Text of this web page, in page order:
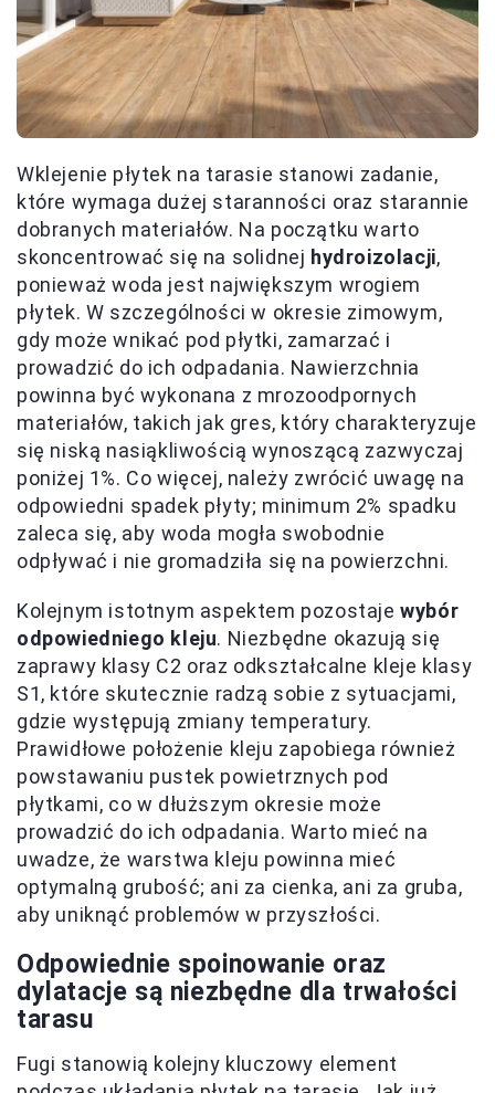
Wklejenie płytek na tarasie stanowi zadanie,
które wymaga dużej staranności oraz starannie
dobranych materiałów. Na początku warto
skoncentrować się na solidnej hydroizolacji,
ponieważ woda jest największym wrogiem
płytek. W szczególności w okresie zimowym,
gdy może wnikać pod płytki, zamarzać i
prowadzić do ich odpadania. Nawierzchnia
powinna być wykonana z mrozoodpornych
materiałów, takich jak gres, który charakteryzuje
się niską nasiąkliwością wynoszącą zazwyczaj
poniżej 1%. Co więcej, należy zwrócić uwagę na
odpowiedni spadek płyty; minimum 2% spadku
zaleca się, aby woda mogła swobodnie
odpływać i nie gromadziła się na powierzchni.
Kolejnym istotnym aspektem pozostajewybór
odpowiedniego kleju. Niezbędne okazują się
zaprawy klasy C2 oraz odkształcalne kleje klasy
S1, które skutecznie radzą sobie z sytuacjami,
gdzie występują zmiany temperatury.
Prawidłowe położenie kleju zapobiega również
powstawaniu pustek powietrznych pod
płytkami, co w dłuższym okresie może
prowadzić do ich odpadania. Warto mieć na
uwadze, że warstwa kleju powinna mieć
optymalną grubość; ani za cienka, ani za gruba,
aby uniknąć problemów w przyszłości.
Odpowiednie spoinowanie oraz
dylatacje są niezbędne dla trwałości
tarasu
Fugi stanowią kolejny kluczowy element